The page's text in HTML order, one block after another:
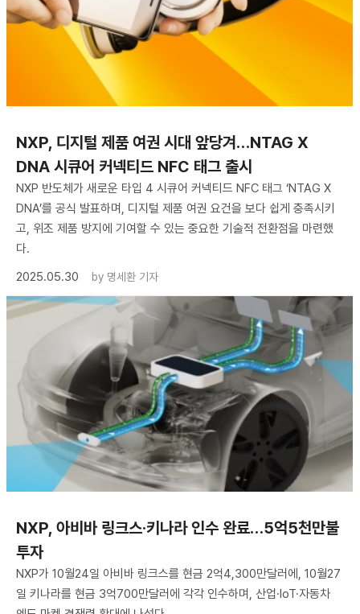
NXP, 디지털 제품 여권 시대 앞당겨…NTAG X
DNA 시큐어 커넥티드 NFC 태그 출시
NXP 반도체가 새로운 타입 4 시큐어 커넥티드 NFC 태그 ‘NTAG X
DNA’를 공식 발표하며, 디지털 제품 여권 요건을 보다 쉽게 충족시키
고, 위조 제품 방지에 기여할 수 있는 중요한 기술적 전환점을 마련했
다.
2025.05.30
by 명세환 기자
NXP, 아비바 링크스·키나라 인수 완료…5억5천만불
투자
NXP가 10월24일 아비바 링크스를 현금 2억4,300만달러에, 10월27
일 키나라를 현금 3억700만달러에 각각 인수하며, 산업·IoT·자동차